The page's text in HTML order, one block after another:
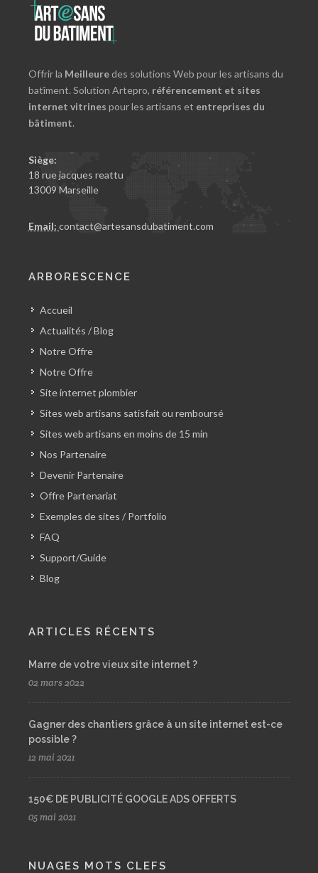
Offrir la Meilleuredes solutions Web pour les artisans du
batîment. Solution Artepro, référencement et sites
internet vitrines pour les artisans et entreprises du
bâtiment.
Siège:
18 rue jacques reattu
13009 Marseille
Email: contact@artesansdubatiment.com
ARBORESCENCE
Accueil
Actualités / Blog
Notre Offre
Notre Offre
Site internet plombier
Sites web artisans satisfait ou remboursé
Sites web artisans en moins de 15 min
Nos Partenaire
Devenir Partenaire
Offre Partenariat
Exemples de sites / Portfolio
FAQ
Support/Guide
Blog
ARTICLES RÉCENTS
Marre de votre vieux site internet ?
02 mars 2022
Gagner des chantiers grâce à un site internet est-ce
possible ?
12 mai 2021
150€ DE PUBLICITÉ GOOGLE ADS OFFERTS
05 mai 2021
NUAGES MOTS CLEFS